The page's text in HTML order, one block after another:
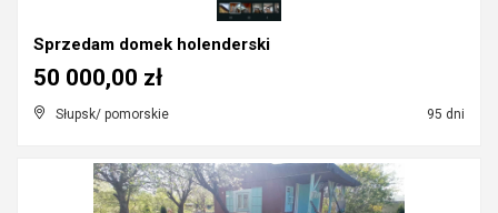
Sprzedam domek holenderski
Słupsk/ pomorskie 95 dni
50 000,00 zł